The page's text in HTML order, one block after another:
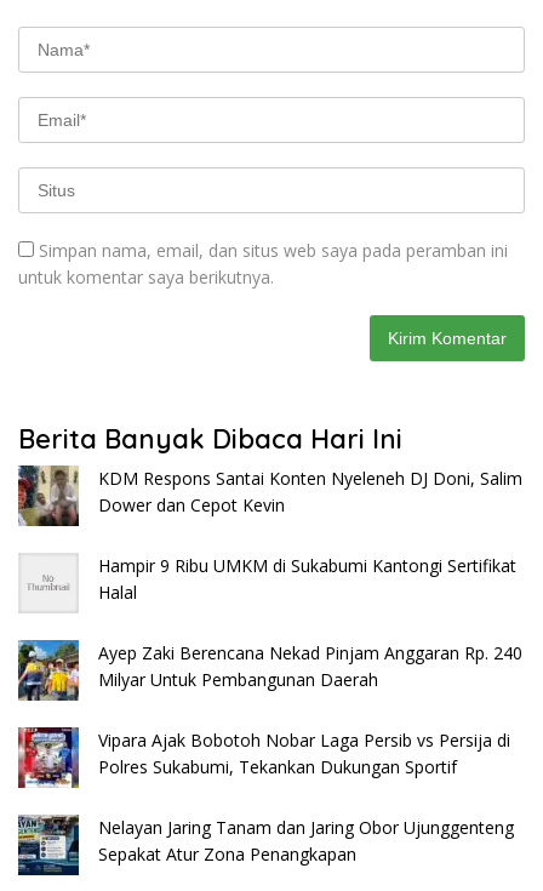
Simpan nama, email, dan situs web saya pada peramban ini
untuk komentar saya berikutnya.
Berita Banyak Dibaca Hari Ini
KDM Respons Santai Konten Nyeleneh DJ Doni, Salim
Dower dan Cepot Kevin
Hampir 9 Ribu UMKM di Sukabumi Kantongi Sertifikat
Halal
Ayep Zaki Berencana Nekad Pinjam Anggaran Rp. 240
Milyar Untuk Pembangunan Daerah
Vipara Ajak Bobotoh Nobar Laga Persib vs Persija di
Polres Sukabumi, Tekankan Dukungan Sportif
Nelayan Jaring Tanam dan Jaring Obor Ujunggenteng
Sepakat Atur Zona Penangkapan